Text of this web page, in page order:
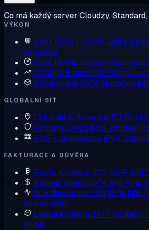
Co má každý server Cloudzy.
VÝKON
AMD EPYC + DDR5 Jádra a
generace
Čisté NVMe úložištěŽádné
10 Gbps Bandwidth Plány s
Virtualizace KVM Skutečná
GLOBÁLNÍ SÍŤ
13 lokalitS. Amerika, EU,
Ochrana před DDoS Zmírnění
IPv6 + dedikované IPv4
FAKTURACE A DŮVĚRA
Plaťte kryptem BTC, XMR,
Vrácení peněz do 14 dnů Plné
SLA dostupnosti 99,95 % Náš
dostupnosti
Lidská podpora 24/7Skuteční
minut